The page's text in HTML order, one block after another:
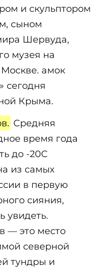
и скульптором
сыном
Шервуда,
музея на
амок
сегодня
Крыма.
Средняя
время года
до -20С
из самых
в первую
сияния,
увидеть.
— это место
северной
тундры и